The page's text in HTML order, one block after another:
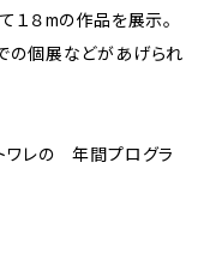
１８mの作品を展示。
の個展などがあげられ
レの 年間プログラ